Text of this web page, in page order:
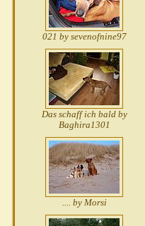
021 by sevenofnine97
Das schaff ich bald by
Baghira1301
.... by Morsi